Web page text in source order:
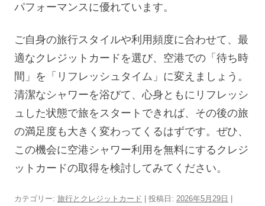
パフォーマンスに優れています。
ご自身の旅行スタイルや利用頻度に合わせて、最
適なクレジットカードを選び、空港での「待ち時
間」を「リフレッシュタイム」に変えましょう。
清潔なシャワーを浴びて、心身ともにリフレッシ
ュした状態で旅をスタートできれば、その後の旅
の満足度も大きく変わってくるはずです。ぜひ、
この機会に空港シャワー利用を無料にするクレジ
ットカードの取得を検討してみてください。
カテゴリー: 旅行とクレジットカード | 投稿日: 2026年5月29日